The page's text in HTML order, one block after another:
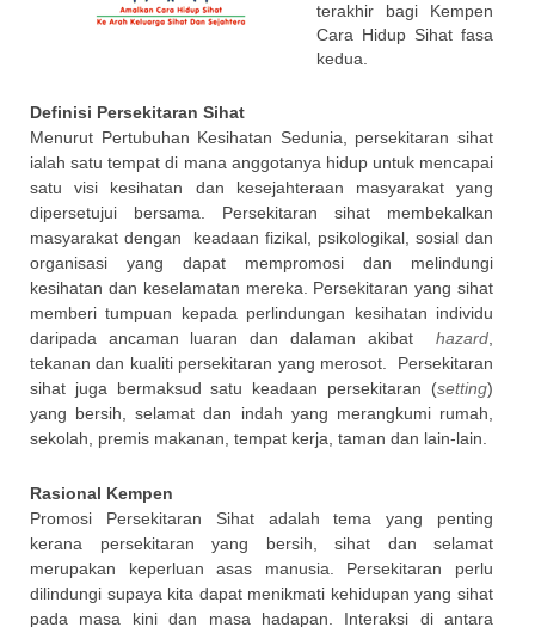
terakhir bagi Kempen
Cara Hidup Sihat fasa
kedua.
Definisi Persekitaran Sihat
Menurut Pertubuhan Kesihatan Sedunia, persekitaran sihat
ialah satu tempat di mana anggotanya hidup untuk mencapai
satu visi kesihatan dan kesejahteraan masyarakat yang
dipersetujui bersama. Persekitaran sihat membekalkan
masyarakat dengan keadaan fizikal, psikologikal, sosial dan
organisasi yang dapat mempromosi dan melindungi
kesihatan dan keselamatan mereka. Persekitaran yang sihat
memberi tumpuan kepada perlindungan kesihatan individu
daripada ancaman luaran dan dalaman akibat hazard
tekanan dan kualiti persekitaran yang merosot. Persekitaran
sihat juga bermaksud satu keadaan persekitaran (setting)
yang bersih, selamat dan indah yang merangkumi rumah,
sekolah, premis makanan, tempat kerja, taman dan lain-lain.
Rasional Kempen
Promosi Persekitaran Sihat adalah tema yang penting
kerana persekitaran yang bersih, sihat dan selamat
merupakan keperluan asas manusia. Persekitaran perlu
dilindungi supaya kita dapat menikmati kehidupan yang sihat
pada masa kini dan masa hadapan. Interaksi di antara